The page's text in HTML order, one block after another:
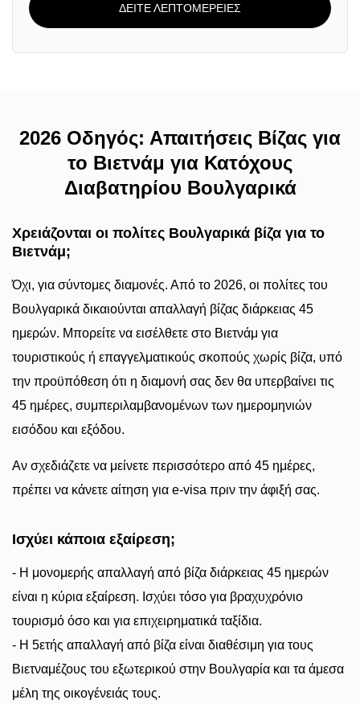
ΔΕΙΤΕ ΛΕΠΤΟΜΕΡΕΙΕΣ
2026 Οδηγός: Απαιτήσεις Βίζας για
το Βιετνάμ για Κατόχους
Διαβατηρίου Βουλγαρικά
Χρειάζονται οι πολίτες Βουλγαρικά βίζα για το
Βιετνάμ;
Όχι, για σύντομες διαμονές. Από το 2026, οι πολίτες του
Βουλγαρικά δικαιούνται απαλλαγή βίζας διάρκειας 45
ημερών. Μπορείτε να εισέλθετε στο Βιετνάμ για
τουριστικούς ή επαγγελματικούς σκοπούς χωρίς βίζα, υπό
την προϋπόθεση ότι η διαμονή σας δεν θα υπερβαίνει τις
45 ημέρες, συμπεριλαμβανομένων των ημερομηνιών
εισόδου και εξόδου.
Αν σχεδιάζετε να μείνετε περισσότερο από 45 ημέρες,
πρέπει να κάνετε αίτηση για e-visa πριν την άφιξή σας.
Ισχύει κάποια εξαίρεση;
- Η μονομερής απαλλαγή από βίζα διάρκειας 45 ημερών
είναι η κύρια εξαίρεση. Ισχύει τόσο για βραχυχρόνιο
τουρισμό όσο και για επιχειρηματικά ταξίδια.
- Η 5ετής απαλλαγή από βίζα είναι διαθέσιμη για τους
Βιετναμέζους του εξωτερικού στην Βουλγαρία και τα άμεσα
μέλη της οικογένειάς τους.